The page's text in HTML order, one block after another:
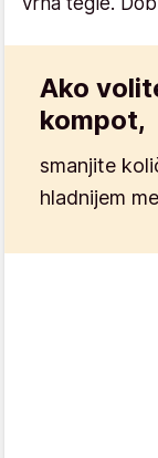
Ako
kompot,
smanjite
hladnijem